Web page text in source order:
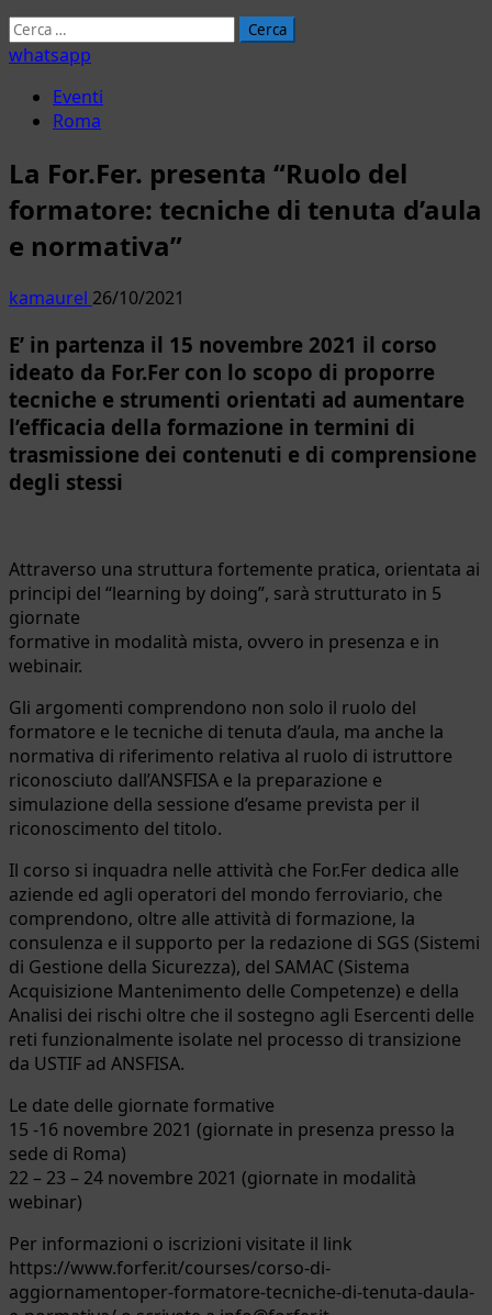
Ricerca
per:
whatsapp
Eventi
Roma
La For.Fer. presenta “Ruolo del
formatore: tecniche di tenuta d’aula
e normativa”
kamaurel 26/10/2021
E’ in partenza il 15 novembre 2021 il corso
ideato da For.Fer con lo scopo di proporre
tecniche e strumenti orientati ad aumentare
l’efficacia della formazione in termini di
trasmissione dei contenuti e di comprensione
degli stessi
Attraverso una struttura fortemente pratica, orientata ai
principi del “learning by doing”, sarà strutturato in 5
giornate
formative in modalità mista, ovvero in presenza e in
webinair.
Gli argomenti comprendono non solo il ruolo del
formatore e le tecniche di tenuta d’aula, ma anche la
normativa di riferimento relativa al ruolo di istruttore
riconosciuto dall’ANSFISA e la preparazione e
simulazione della sessione d’esame prevista per il
riconoscimento del titolo.
Il corso si inquadra nelle attività che For.Fer dedica alle
aziende ed agli operatori del mondo ferroviario, che
comprendono, oltre alle attività di formazione, la
consulenza e il supporto per la redazione di SGS (Sistemi
di Gestione della Sicurezza), del SAMAC (Sistema
Acquisizione Mantenimento delle Competenze) e della
Analisi dei rischi oltre che il sostegno agli Esercenti delle
reti funzionalmente isolate nel processo di transizione
da USTIF ad ANSFISA.
Le date delle giornate formative
15 -16 novembre 2021 (giornate in presenza presso la
sede di Roma)
22 – 23 – 24 novembre 2021 (giornate in modalità
webinar)
Per informazioni o iscrizioni visitate il link
https://www.forfer.it/courses/corso-di-
aggiornamentoper-formatore-tecniche-di-tenuta-daula-